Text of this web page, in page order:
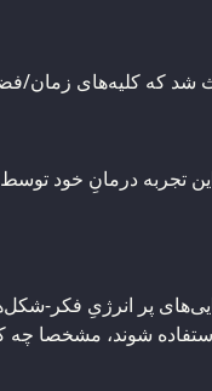
شد که کلیه‌های زمان/
تجربه‌ درمانِ خود توسط
پر انرژیِ فکر-
شوند، مشخصا چه